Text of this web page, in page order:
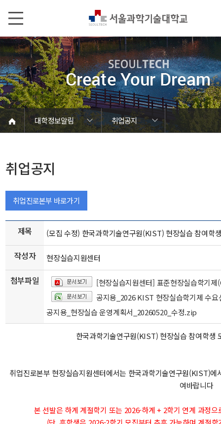
대학정보알림
취업공지
대학정보알림
정보공개
정보서비스안내
온라인민원센터
청렴행정
갑질신고센터
유실물 센터
SEOULTECH광장
대학공지사항
학사공지
장학공지
대학원공지
취업공지
대학입찰
채용정보
공모/외부행사
등록금심의위원회
코로나바이러스19 대응안내
재정위원회
취업공지
취업진로본부 바로가기
제목 (모집 수정) 한국과학기술연구원(KIST) 현장실습 참여학
작성자 현장실습지원센터
첨부파일
[현장실습지원센터] 표준현장실습학기
공지용_2026 KIST 현장실습학기제 수
공지용_현장실습 운영계획서_20260520_수정.zip
한국과학기술연구원(KIST) 현장실습 참여학생
취업진로본부 현장실습지원센터에서는 한국과학기술연구원(KIST)
여바랍니다
본 선발은 하계 계절학기 또는 2026-하계 + 2학기 연계 과정